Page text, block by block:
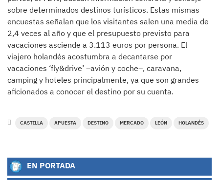
sobre determinados destinos turísticos. Estas mismas
encuestas señalan que los visitantes salen una media de
2,4 veces al año y que el presupuesto previsto para
vacaciones asciende a 3.113 euros por persona. El
viajero holandés acostumbra a decantarse por
vacaciones ‘fly&drive’ –avión y coche–, caravana,
camping y hoteles principalmente, ya que son grandes
aficionados a conocer el destino por su cuenta.
CASTILLA APUESTA DESTINO MERCADO LEÓN HOLANDÉS
EN PORTADA